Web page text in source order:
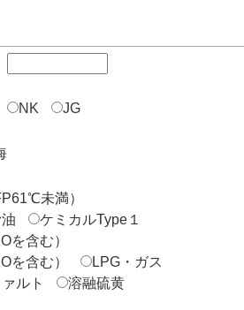
NK JG
未満）
ケミカルType１
を含む）
を含む）
LPG・ガス
ルト 溶融硫黄